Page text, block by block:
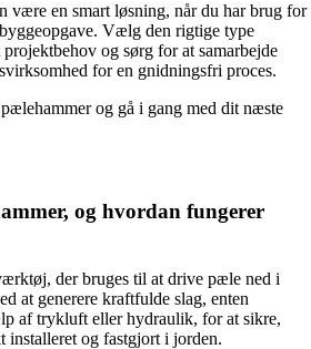
være en smart løsning, når du har brug for
Vælg den rigtige type
og sørg for at samarbejde
for en gnidningsfri proces.
og gå i gang med dit næste
og hvordan fungerer
der bruges til at drive pæle ned i
at generere kraftfulde slag, enten
af trykluft eller hydraulik, for at sikre,
installeret og fastgjort i jorden.